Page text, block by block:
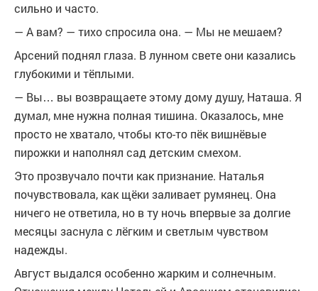
сильно и часто.
— А вам? — тихо спросила она. — Мы не мешаем?
Арсений поднял глаза. В лунном свете они казались
глубокими и тёплыми.
— Вы… вы возвращаете этому дому душу, Наташа. Я
думал, мне нужна полная тишина. Оказалось, мне
просто не хватало, чтобы кто-то пёк вишнёвые
пирожки и наполнял сад детским смехом.
Это прозвучало почти как признание. Наталья
почувствовала, как щёки заливает румянец. Она
ничего не ответила, но в ту ночь впервые за долгие
месяцы заснула с лёгким и светлым чувством
надежды.
Август выдался особенно жарким и солнечным.